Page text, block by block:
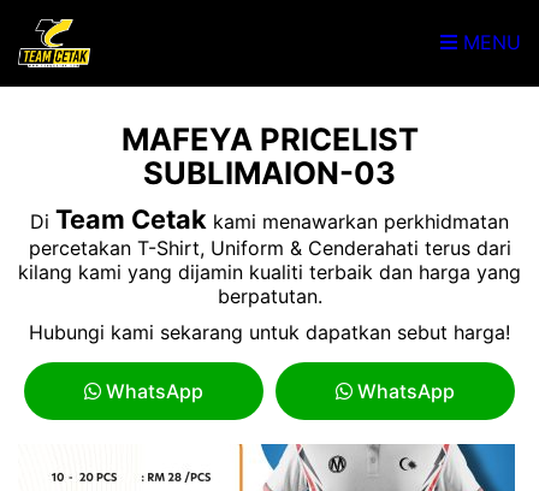
MENU
MAFEYA PRICELIST
SUBLIMAION-03
Di Team Cetak kami menawarkan perkhidmatan
percetakan T-Shirt, Uniform & Cenderahati terus dari
kilang kami yang dijamin kualiti terbaik dan harga yang
berpatutan.
Hubungi kami sekarang untuk dapatkan sebut harga!
WhatsApp WhatsApp